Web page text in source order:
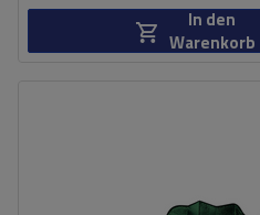
In den
Warenkorb